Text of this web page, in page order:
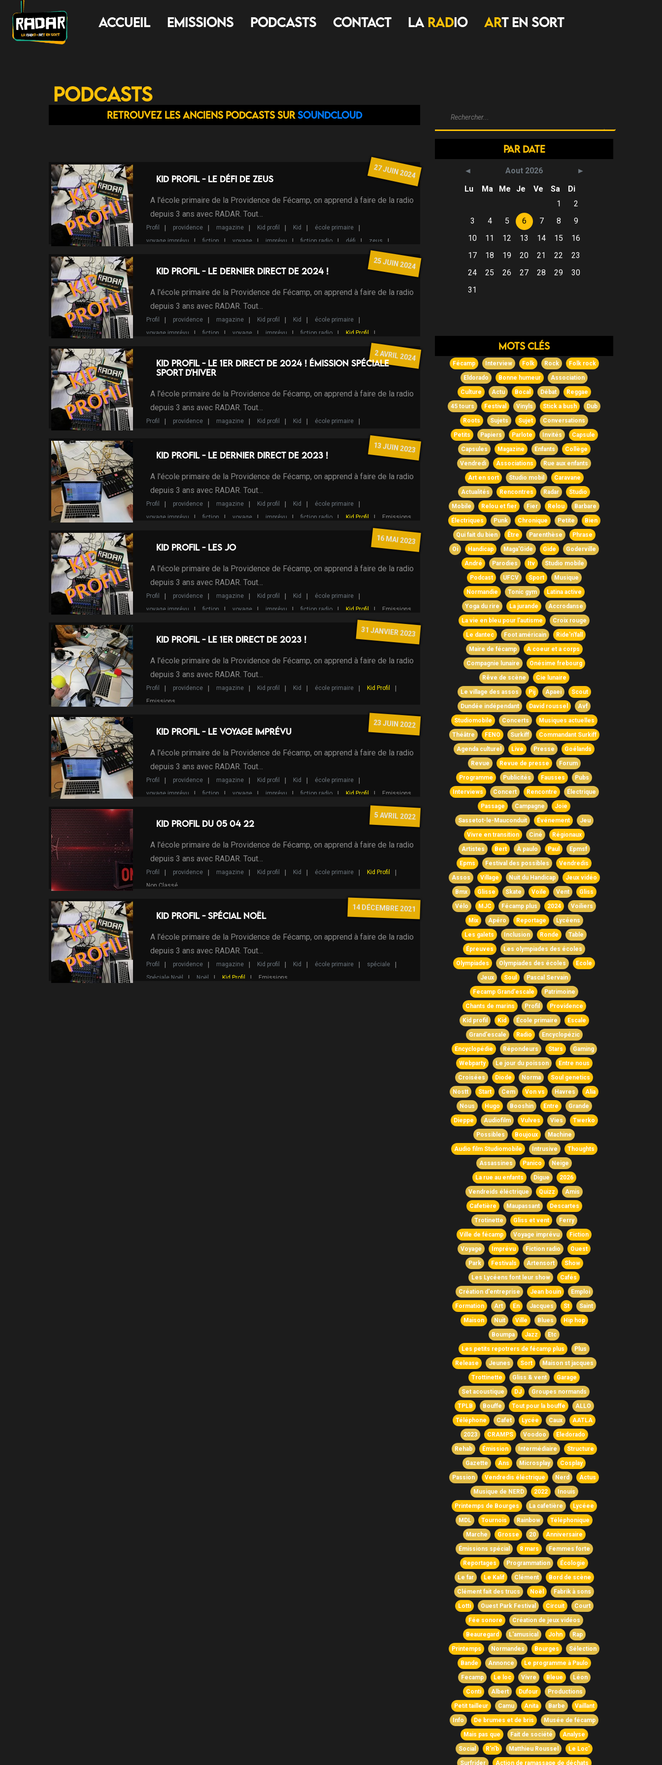
Accueil Emissions Podcasts Contact LA RADIO ART EN SORT
Podcasts
Retrouvez les anciens podcasts sur Soundcloud
27 JUIN 2024
Kid Profil - Le défi de Zeus
A l'école primaire de la Providence de Fécamp, on apprend à faire de la radio
depuis 3 ans avec RADAR. Tout…
Profil providence magazine Kid profil Kid
école primaire
voyage imprévu
fiction voyage imprévu fiction radio défi
zeus
25 JUIN 2024
Kid Profil - le dernier direct de 2024 !
A l'école primaire de la Providence de Fécamp, on apprend à faire de la radio
depuis 3 ans avec RADAR. Tout…
Profil providence magazine Kid profil Kid
école primaire
voyage imprévu
fiction voyage imprévu fiction radio
Kid Profil
2 AVRIL 2024
Kid Profil - le 1er direct de 2024 ! Émission spéciale
Sport d'hiver
A l'école primaire de la Providence de Fécamp, on apprend à faire de la radio
depuis 3 ans avec RADAR. Tout…
Profil providence magazine Kid profil Kid
école primaire
13 JUIN 2023
Kid Profil - le dernier direct de 2023 !
A l'école primaire de la Providence de Fécamp, on apprend à faire de la radio
depuis 3 ans avec RADAR. Tout…
Profil providence magazine Kid profil Kid
école primaire
voyage imprévu
fiction voyage imprévu fiction radio Kid Profil Emissions
16 MAI 2023
Kid Profil - Les JO
A l'école primaire de la Providence de Fécamp, on apprend à faire de la radio
depuis 3 ans avec RADAR. Tout…
Profil providence magazine Kid profil Kid
école primaire
voyage imprévu
fiction voyage imprévu fiction radio Kid Profil Emissions
31 JANVIER 2023
Kid Profil - le 1er direct de 2023 !
A l'école primaire de la Providence de Fécamp, on apprend à faire de la radio
depuis 3 ans avec RADAR. Tout…
Profil providence magazine Kid profil Kid école primaire
Kid Profil
Emissions
23 JUIN 2022
Kid Profil - Le voyage imprévu
A l'école primaire de la Providence de Fécamp, on apprend à faire de la radio
depuis 3 ans avec RADAR. Tout…
Profil providence magazine Kid profil Kid
école primaire
voyage imprévu
fiction voyage imprévu fiction radio Kid Profil Emissions
5 AVRIL 2022
Kid Profil du 05 04 22
A l'école primaire de la Providence de Fécamp, on apprend à faire de la radio
depuis 3 ans avec RADAR. Tout…
Profil providence magazine Kid profil Kid école primaire
Kid Profil
Non Classé
14 DÉCEMBRE 2021
Kid profil - Spécial Noël
A l'école primaire de la Providence de Fécamp, on apprend à faire de la radio
depuis 3 ans avec RADAR. Tout…
Profil providence magazine Kid profil Kid école primaire
spéciale
Spéciale Noël
Noël Kid Profil Emissions
Par Date
Aout 2026
Lu
Ma Me Je Ve Sa
Di
1
2
3
4 5 6 7 8
9
10
11 12 13 14 15
16
17
18 19 20 21 22
23
24
25 26 27 28 29
30
31
Mots clés
Fécamp Interview Folk Rock Folk rock
Eldorado Bonne humeur Association
Culture Actu Bocal Débat Reggae
45 tours Festival Vinyls Stick a bush Dub
Roots Sujets Sujet Conversations
Petits Papiers Parlote Invités Capsule
Capsules Magazine Enfants Collège
Vendredi Associations Rue aux enfants
Art en sort Studio mobil Caravane
Actualités Rencontres Radar Studio
Mobile Relou et fier Fier Relou Barbare
Électriques Punk Chronique Petite Bien
Qui fait du bien Être Parenthèse Phrase
Oi Handicap Maga'Gide Gide Goderville
André Parodies Itv Studio mobile
Podcast UFCV Sport Musique
Normandie Tonic gym Latina active
Yoga du rire La jurande Accrodanse
La vie en bleu pour l'autisme Croix rouge
Le dantec Foot américain Ride'n'fall
Maire de fécamp A coeur et a corps
Compagnie lunaire Onésime frebourg
Rêve de scène Cie lunaire
Le village des assos Pij Apaei Scout
Dundée indépendant David roussel Avf
Studiomobile Concerts Musiques actuelles
Théâtre FENO Surkiff Commandant Surkiff
Agenda culturel Live Presse Goélands
Revue Revue de presse Forum
Programme Publicités Fausses Pubs
Interviews Concert Rencontre Électrique
Passage Campagne Joie
Sassetot-le-Mauconduit Événement Jeu
Vivre en transition Ciné Régionaux
Artistes Bert À paulo Paul Epmsf
Epms Festival des possibles Vendredis
Assos Village Nuit du Handicap Jeux vidéo
Bmx Glisse Skate Voile Vent Gliss
Vélo MJC Fécamp plus 2024 Voiliers
Mix Apéro Reportage Lycéens
Les galets Inclusion Ronde Table
Épreuves Les olympiades des écoles
Olympiades Olympiades des écoles Ecole
Jeux Soul Pascal Servain
Fecamp Grand'escale Patrimoine
Chants de marins Profil Providence
Kid profil Kid École primaire Escale
Grand'escale Radio Encyclopézic
Encyclopédie Répondeurs Stars Gaming
Webparty Le jour du poisson Entre nous
Croisées Diode Norma Soul genetics
Nostt Start Cem Von vs Havres Alia
Nous Hugo Booshin Entre Grande
Dieppe Audiofilm Vulves Vies Twerko
Possibles Boujoux Machine
Audio film Studiomobile Intrusive Thoughts
Assassines Panico Neige
La rue au enfants Digue 2026
Vendreids éléctrique Quizz Amis
Cafetière Maupassant Descartes
Trotinette Gliss et vent Ferry
Ville de fécamp Voyage imprévu Fiction
Voyage Imprévu Fiction radio Ouest
Park Festivals Artensort Show
Les Lycéens font leur show Cafés
Création d'entreprise Jean bouin Emploi
Formation Art En Jacques St Saint
Maison Nuit Ville Blues Hip hop
Boumpa Jazz Etc
Les petits repotrers de fécamp plus Plus
Release Jeunes Sort Maison st jacques
Trottinette Gliss & vent Garage
Set acoustique DJ Groupes normands
TPLB Bouffe Tout pour la bouffe ALLO
Téléphone Cafet Lycée Caux AATLA
2023 CRAMPS Voodoo Eledorado
Rehab Émission Intermédiaire Structure
Gazette Ans Microsplay Cosplay
Passion Vendredis éléctrique Nerd Actus
Musique de NERD 2022 Inouis
Printemps de Bourges La cafetière Lycéee
MDL Tournois Rainbow Téléphonique
Marche Grosse 20 Anniversaire
Émissions spécial 8 mars Femmes forte
Reportages Programmation Écologie
Le far Le Kalif Clément Bord de scène
Clément fait des trucs Noël Fabrik à sons
Lotti Ouest Park Festival Circuit Court
Fée sonore Création de jeux vidéos
Beauregard L'amusical John Rap
Printemps Normandes Bourges Sélection
Bande Annonce Le programme à Paulo
Fecamp Le loc Vivre Bleue Léon
Conti Albert Dufour Productions
Petit tailleur Camu Anita Barbe Vaillant
Info De brumes et de bris Musée de fécamp
Mais pas que Fait de société Analyse
Social R'n'b Matthieu Roussel Le Loc'
Surfrider Action de ramassage de déchats